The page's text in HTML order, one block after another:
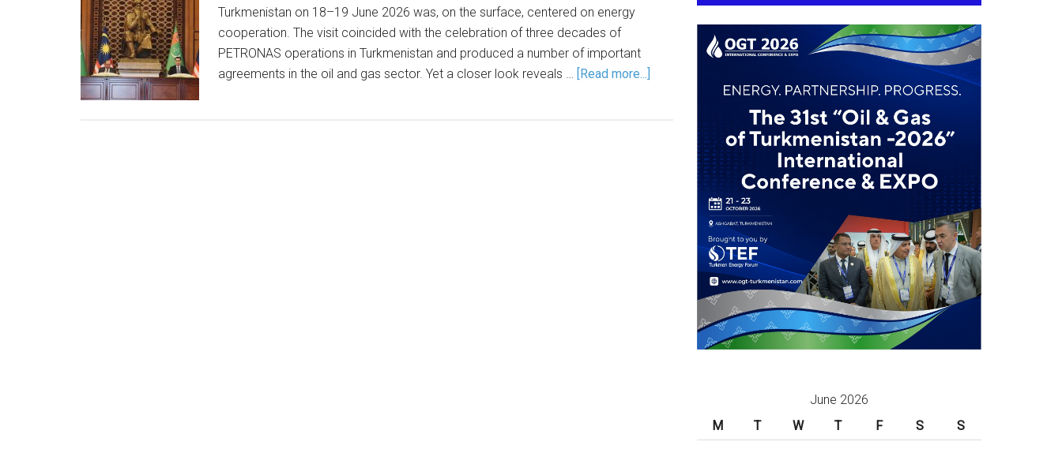
Turkmenistan on 18–19 June 2026 was, on the surface, centered on energy
cooperation. The visit coincided with the celebration of three decades of
PETRONAS operations in Turkmenistan and produced a number of important
agreements in the oil and gas sector. Yet a closer look reveals … [Read more...]
June 2026
M
T W T F S S